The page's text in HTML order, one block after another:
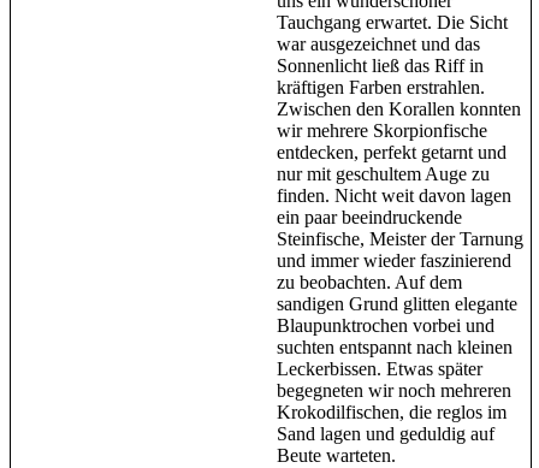
Tauchgang erwartet. Die Sicht
war ausgezeichnet und das
Sonnenlicht ließ das Riff in
kräftigen Farben erstrahlen.
Zwischen den Korallen konnten
wir mehrere Skorpionfische
entdecken, perfekt getarnt und
nur mit geschultem Auge zu
finden. Nicht weit davon lagen
ein paar beeindruckende
Steinfische, Meister der Tarnung
und immer wieder faszinierend
zu beobachten. Auf dem
sandigen Grund glitten elegante
Blaupunktrochen vorbei und
suchten entspannt nach kleinen
Leckerbissen. Etwas später
begegneten wir noch mehreren
Krokodilfischen, die reglos im
Sand lagen und geduldig auf
Beute warteten.